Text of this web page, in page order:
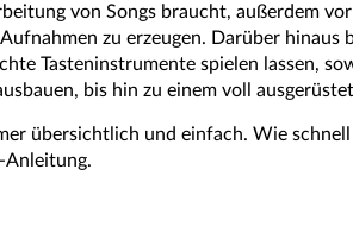
von Songs braucht, außerdem
zu erzeugen. Darüber
Tasteninstrumente spielen lassen,
bis hin zu einem voll
übersichtlich und einfach. Wie